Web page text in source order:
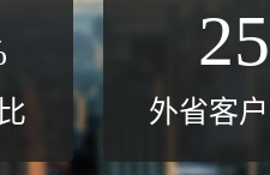
25
外省客